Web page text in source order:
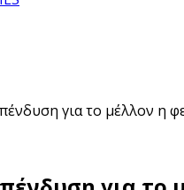
για το μέλλον η